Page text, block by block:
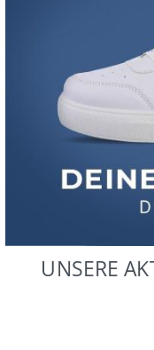
UNSERE
UNSERE